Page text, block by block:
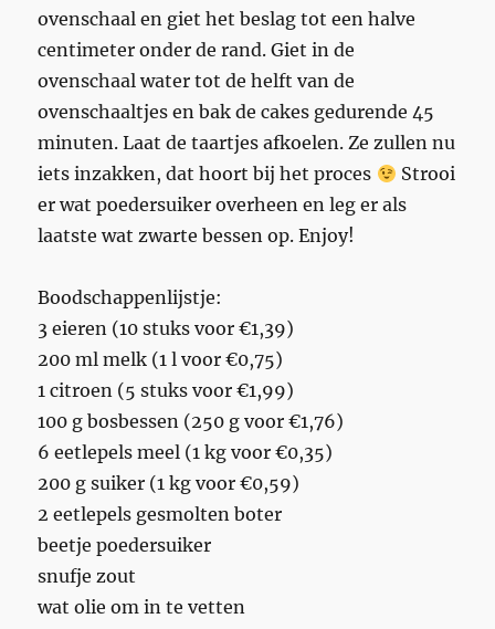
ovenschaal en giet het beslag tot een halve
centimeter onder de rand. Giet in de
ovenschaal water tot de helft van de
ovenschaaltjes en bak de cakes gedurende 45
minuten. Laat de taartjes afkoelen. Ze zullen nu
iets inzakken, dat hoort bij het proces
Strooi
er wat poedersuiker overheen en leg er als
laatste wat zwarte bessen op. Enjoy!
Boodschappenlijstje:
3 eieren (10 stuks voor €1,39)
200 ml melk (1 l voor €0,75)
1 citroen (5 stuks voor €1,99)
100 g bosbessen (250 g voor €1,76)
6 eetlepels meel (1 kg voor €0,35)
200 g suiker (1 kg voor €0,59)
2 eetlepels gesmolten boter
beetje poedersuiker
snufje zout
wat olie om in te vetten